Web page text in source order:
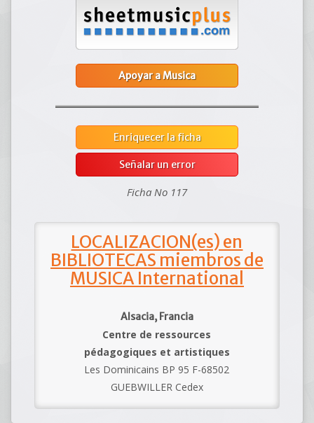
Apoyar a Musica
Enriquecer la ficha
Señalar un error
Ficha No 117
LOCALIZACION(es) en
BIBLIOTECAS miembros de
MUSICA International
Alsacia, Francia
Centre de ressources
pédagogiques et artistiques
Les Dominicains BP 95 F-68502
GUEBWILLER Cedex